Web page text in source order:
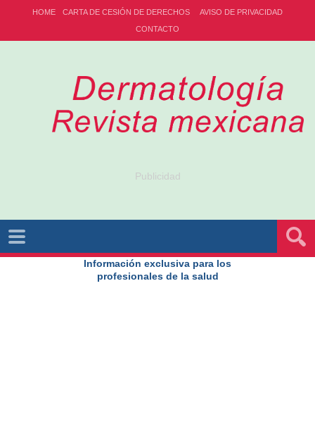
HOME CARTA DE CESIÓN DE DERECHOS
AVISO DE PRIVACIDAD
CONTACTO
Publicidad
Información exclusiva para los
profesionales de la salud